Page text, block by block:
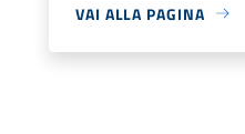
VAI ALLA PAGINA